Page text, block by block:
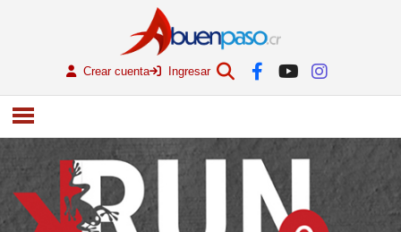
Crear cuenta Ingresar